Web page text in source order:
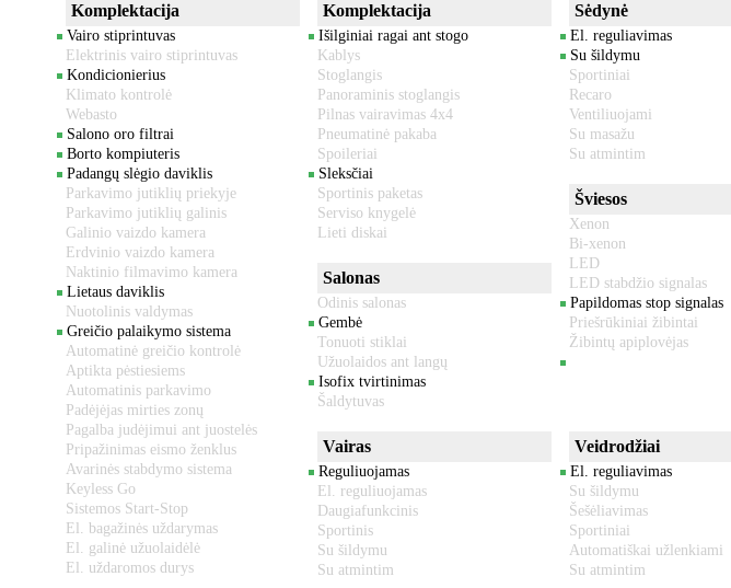
Komplektacija
Vairo stiprintuvas
Elektrinis vairo stiprintuvas
Kondicionierius
Klimato kontrolė
Webasto
Salono oro filtrai
Borto kompiuteris
Padangų slėgio daviklis
Parkavimo jutiklių priekyje
Parkavimo jutiklių galinis
Galinio vaizdo kamera
Erdvinio vaizdo kamera
Naktinio filmavimo kamera
Lietaus daviklis
Nuotolinis valdymas
Greičio palaikymo sistema
Automatinė greičio kontrolė
Aptikta pėstiesiems
Automatinis parkavimo
Padėjėjas mirties zonų
Pagalba judėjimui ant juostelės
Pripažinimas eismo ženklus
Avarinės stabdymo sistema
Keyless Go
Sistemos Start-Stop
El. bagažinės uždarymas
El. galinė užuolaidėlė
El. uždaromos durys
Komplektacija
Išilginiai ragai ant stogo
Kablys
Stoglangis
Panoraminis stoglangis
Pilnas vairavimas 4x4
Pneumatinė pakaba
Spoileriai
Sleksčiai
Sportinis paketas
Serviso knygelė
Lieti diskai
Salonas
Odinis salonas
Gembė
Tonuoti stiklai
Užuolaidos ant langų
Isofix tvirtinimas
Šaldytuvas
Vairas
Reguliuojamas
El. reguliuojamas
Daugiafunkcinis
Sportinis
Su šildymu
Su atmintim
Sėdynė
El. reguliavimas
Su šildymu
Sportiniai
Recaro
Ventiliuojami
Su masažu
Su atmintim
Šviesos
Xenon
Bi-xenon
LED
LED stabdžio signalas
Papildomas stop signalas
Priešrūkiniai žibintai
Žibintų apiplovėjas
Veidrodžiai
El. reguliavimas
Su šildymu
Šešėliavimas
Sportiniai
Automatiškai užlenkiami
Su atmintim